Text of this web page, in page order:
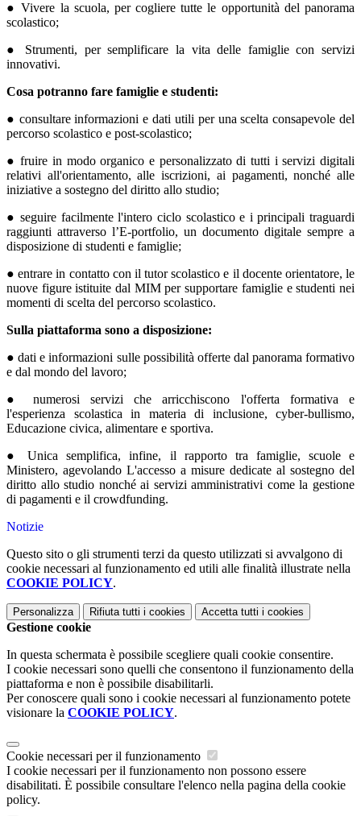
● Vivere la scuola, per cogliere tutte le opportunità del panorama
scolastico;
● Strumenti, per semplificare la vita delle famiglie con servizi
innovativi.
Cosa potranno fare famiglie e studenti:
● consultare informazioni e dati utili per una scelta consapevole del
percorso scolastico e post-scolastico;
● fruire in modo organico e personalizzato di tutti i servizi digitali
relativi all'orientamento, alle iscrizioni, ai pagamenti, nonché alle
iniziative a sostegno del diritto allo studio;
● seguire facilmente l'intero ciclo scolastico e i principali traguardi
raggiunti attraverso l’E-portfolio, un documento digitale sempre a
disposizione di studenti e famiglie;
● entrare in contatto con il tutor scolastico e il docente orientatore, le
nuove figure istituite dal MIM per supportare famiglie e studenti nei
momenti di scelta del percorso scolastico.
Sulla piattaforma sono a disposizione:
● dati e informazioni sulle possibilità offerte dal panorama formativo
e dal mondo del lavoro;
● numerosi servizi che arricchiscono l'offerta formativa e
l'esperienza scolastica in materia di inclusione, cyber-bullismo,
Educazione civica, alimentare e sportiva.
● Unica semplifica, infine, il rapporto tra famiglie, scuole e
Ministero, agevolando L'accesso a misure dedicate al sostegno del
diritto allo studio nonché ai servizi amministrativi come la gestione
di pagamenti e il crowdfunding.
Notizie
Questo sito o gli strumenti terzi da questo utilizzati si avvalgono di
cookie necessari al funzionamento ed utili alle finalità illustrate nella
COOKIE POLICY.
Personalizza Rifiuta tutti i cookies Accetta tutti i cookies
Gestione cookie
In questa schermata è possibile scegliere quali cookie consentire.
I cookie necessari sono quelli che consentono il funzionamento della
piattaforma e non è possibile disabilitarli.
Per conoscere quali sono i cookie necessari al funzionamento potete
visionare la COOKIE POLICY.
Cookie necessari per il funzionamento
I cookie necessari per il funzionamento non possono essere
disabilitati. È possibile consultare l'elenco nella pagina della cookie
policy.